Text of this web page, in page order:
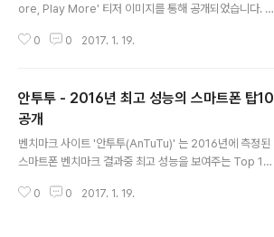
ore, Play More' 티저 이미지를 통해 공개되었습니다. 공
C2017에 앞선 현지시간 2월 25일 12시이며, LG G6은
프로세서, 방진/방수 및 무선충전을 지원할 것으로 예상되
고 있습니다. 출처 : GSMArena
0 0 2017. 1. 19.
안투투 - 2016년 최고 성능의 스마트폰 탑10
공개
벤치마크 사이트 '안투투(AnTuTu)' 는 2016년에 측정된
스마트폰 벤치마크 결과중 최고 성능을 보여주는 Top 10
용자들이 안투투앱을 사용하여 최소 2000회 이상 테스트
0 0 2017. 1. 19.